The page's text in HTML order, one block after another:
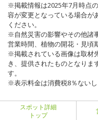
※掲載情報は2025年7月時点
容が変更となっている場合が
ください。
※自然災害の影響やその他諸
営業時間、植物の開花・見頃
※掲載されている画像は取材
き、提供されたものとなりま
す。
※表示料金は消費税8％ないし
スポット詳細
トップ